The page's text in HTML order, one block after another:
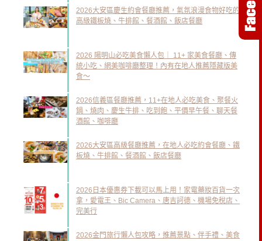
2026大安區慶生約會餐廳推薦，氣氛浪漫食物好吃的
高級鐵板燒、牛排館、餐酒館、飯店餐廳
2026 陽明山必吃美食懶人包｜ 11+ 家美食餐廳、傳
統小吃、網美咖啡廳整理！內有在地人推薦隱藏版美
食～
2026信義區餐廳推薦，11+在地人必吃美食、聚餐火
鍋、燒肉、慶生牛排、吃到飽、平價早午餐、聊天餐
酒館、咖啡廳
2026大安區高級餐廳推薦，在地人必吃約會餐廳、鐵
板燒、牛排館、餐酒館、飯店餐廳
2026日本優惠券下載可以馬上用！家電藥妝百貨一次
拿，愛電王、Bic Camera、唐吉訶德、機場免稅店、
完美行
2026金門旅行懶人包攻略，推薦景點、伴手禮、美食